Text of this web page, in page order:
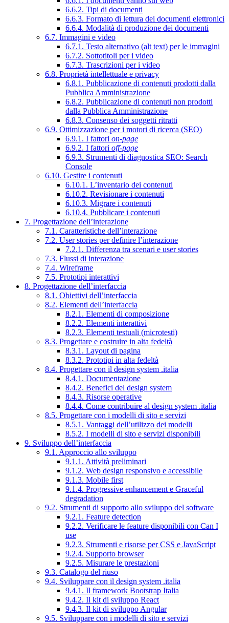
6.6.2. Tipi di documenti
6.6.3. Formato di lettura dei documenti elettronici
6.6.4. Modalità di produzione dei documenti
6.7. Immagini e video
6.7.1. Testo alternativo (alt text) per le immagini
6.7.2. Sottotitoli per i video
6.7.3. Trascrizioni per i video
6.8. Proprietà intellettuale e privacy
6.8.1. Pubblicazione di contenuti prodotti dalla
Pubblica Amministrazione
6.8.2. Pubblicazione di contenuti non prodotti
dalla Pubblica Amministrazione
6.8.3. Consenso dei soggetti ritratti
6.9. Ottimizzazione per i motori di ricerca (SEO)
6.9.1. I fattori on-page
6.9.2. I fattori off-page
6.9.3. Strumenti di diagnostica SEO: Search
Console
6.10. Gestire i contenuti
6.10.1. L’inventario dei contenuti
6.10.2. Revisionare i contenuti
6.10.3. Migrare i contenuti
6.10.4. Pubblicare i contenuti
7. Progettazione dell’interazione
7.1. Caratteristiche dell’interazione
7.2. User stories per definire l’interazione
7.2.1. Differenza tra scenari e user stories
7.3. Flussi di interazione
7.4. Wireframe
7.5. Prototipi interattivi
8. Progettazione dell’interfaccia
8.1. Obiettivi dell’interfaccia
8.2. Elementi dell’interfaccia
8.2.1. Elementi di composizione
8.2.2. Elementi interattivi
8.2.3. Elementi testuali (microtesti)
8.3. Progettare e costruire in alta fedeltà
8.3.1. Layout di pagina
8.3.2. Prototipi in alta fedeltà
8.4. Progettare con il design system .italia
8.4.1. Documentazione
8.4.2. Benefici del design system
8.4.3. Risorse operative
8.4.4. Come contribuire al design system .italia
8.5. Progettare con i modelli di sito e servizi
8.5.1. Vantaggi dell’utilizzo dei modelli
8.5.2. I modelli di sito e servizi disponibili
9. Sviluppo dell’interfaccia
9.1. Approccio allo sviluppo
9.1.1. Attività preliminari
9.1.2. Web design responsivo e accessibile
9.1.3. Mobile first
9.1.4. Progressive enhancement e Graceful
degradation
9.2. Strumenti di supporto allo sviluppo del software
9.2.1. Feature detection
9.2.2. Verificare le feature disponibili con Can I
use
9.2.3. Strumenti e risorse per CSS e JavaScript
9.2.4. Supporto browser
9.2.5. Misurare le prestazioni
9.3. Catalogo del riuso
9.4. Sviluppare con il design system .italia
9.4.1. Il framework Bootstrap Italia
9.4.2. Il kit di sviluppo React
9.4.3. Il kit di sviluppo Angular
9.5. Sviluppare con i modelli di sito e servizi